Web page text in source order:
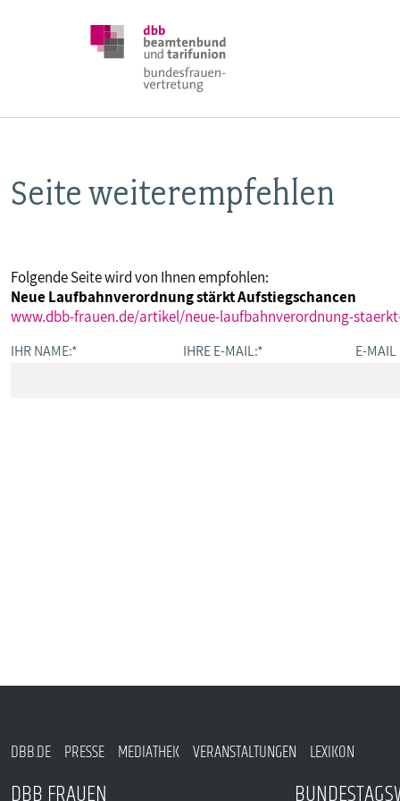
DBB FRAUEN
POSITIONEN
Seite weiterempfehlen
Folgende Seite wird von Ihnen empfohlen:
Neue Laufbahnverordnung stärkt Aufstiegschancen
www.dbb-frauen.de/artikel/neue-laufbahnverordnung-
IHR NAME:* IHRE E-MAIL:* E-MAIL
DBB.DE PRESSE MEDIATHEK VERANSTALTUNGEN LEXIKON